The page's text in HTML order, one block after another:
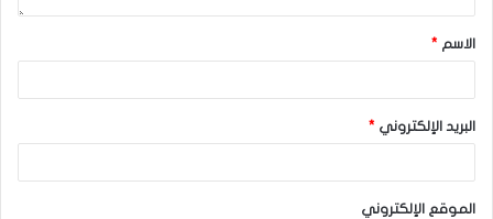
الاسم *
البريد الإلكتروني *
الموقع الإلكتروني